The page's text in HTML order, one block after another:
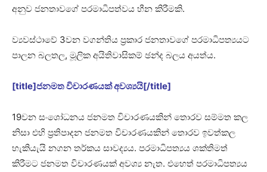
අනුව ජනතාවගේ පරමාධිපත්වය හීන කිරීමකි.
ව්‍යවස්ථාවේ 3වන වගන්තිය ප්‍රකාර ජනතාවගේ පරමාධිපත්‍යයට
පාලන බලතල, මූලික අයිතිවාසිකම් ඡන්ද බලය අයත්ය.
[title]ජනමත විචාරණයක් අවශ්‍යයි[/title]
19වන සංශෝධනය ජනමත විචාරණයකින් තොරව සම්මත කල
නිසා එහි ප්‍රතිපාදන ජනමත විචාරණයකින් තොරව ඉවත්කල
හැකියැයි නගන තර්කය සාවද්‍යය. පරමාධිපත්‍යය ශක්තිමත්
කිරීමට ජනමත විචාරණයක් අවශ්‍ය නැත. එහෙත් පරමාධිපත්‍යය